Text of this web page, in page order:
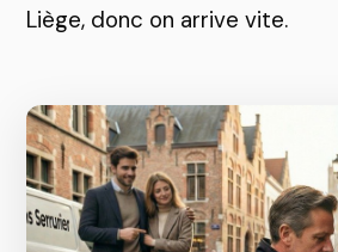
Liège, donc on arrive vite.